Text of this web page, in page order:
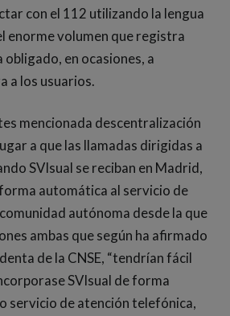
con el 112 utilizando la lengua
enorme volumen que registra
en ocasiones, a
a los usuarios.
mencionada descentralización
a que las llamadas dirigidas a
SVIsual se reciban en Madrid,
automática al servicio de
autónoma desde la que
ambas que según ha afirmado
de la CNSE, “tendrían fácil
SVIsual de forma
servicio de atención telefónica,